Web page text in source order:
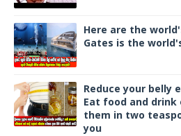
Here are the
Gates is the
Reduce your belly
Eat food and
them in two
you